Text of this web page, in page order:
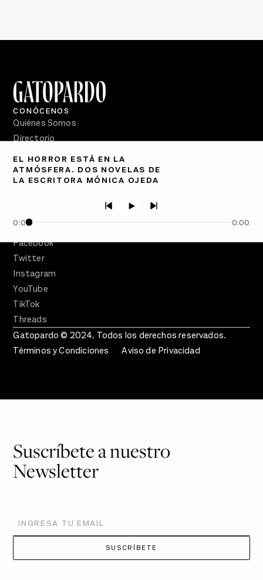
EL HORROR ESTÁ EN LA
ATMÓSFERA. DOS NOVELAS DE
LA ESCRITORA MÓNICA OJEDA
0:00 0:00
CONÓCENOS
Quiénes Somos
Directorio
PÓDCASTS
Semanario Gatopardo
Facebook
Twitter
Instagram
YouTube
TikTok
Threads
Gatopardo © 2024. Todos los derechos reservados.
Términos y Condiciones
Aviso de Privacidad
Suscríbete a nuestro
Newsletter